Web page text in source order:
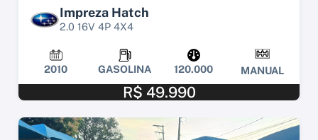
Impreza Hatch
2.0 16V 4P 4X4
2010 GASOLINA 120.000 MANUAL
R$ 49.990